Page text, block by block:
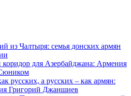
из Чалтыря: семья донских армян
коридор для Азербайджана: Армения
русских, а русских – как армян:
Григорий Джаншиев